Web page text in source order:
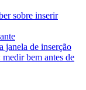
sobre inserir
janela de inserção
bem antes de